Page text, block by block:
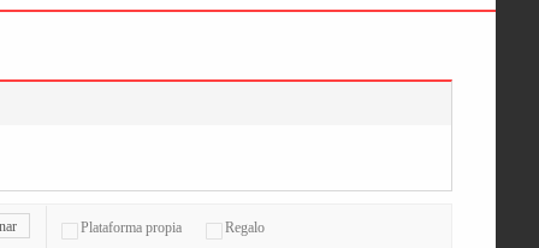
Plataforma propia Regalo